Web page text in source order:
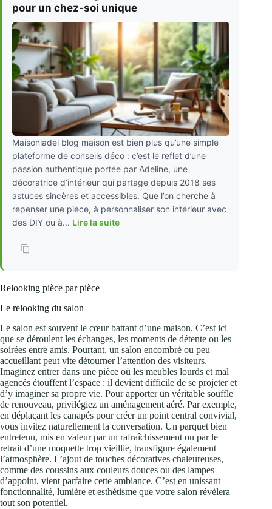
pour un chez-soi unique
Maisoniadel blog maison est bien plus qu’une simple
plateforme de conseils déco : c’est le reflet d’une
passion authentique portée par Adeline, une
décoratrice d’intérieur qui partage depuis 2018 ses
astuces sincères et accessibles. Que l’on cherche à
repenser une pièce, à personnaliser son intérieur avec
des DIY ou à... Lire la suite
Relooking pièce par pièce
Le relooking du salon
Le salon est souvent le cœur battant d’une maison. C’est ici
que se déroulent les échanges, les moments de détente ou les
soirées entre amis. Pourtant, un salon encombré ou peu
accueillant peut vite détourner l’attention des visiteurs.
Imaginez entrer dans une pièce où les meubles lourds et mal
agencés étouffent l’espace : il devient difficile de se projeter et
d’y imaginer sa propre vie. Pour apporter un véritable souffle
de renouveau, privilégiez un aménagement aéré. Par exemple,
en déplaçant les canapés pour créer un point central convivial,
vous invitez naturellement la conversation. Un parquet bien
entretenu, mis en valeur par un rafraîchissement ou par le
retrait d’une moquette trop vieillie, transfigure également
l’atmosphère. L’ajout de touches décoratives chaleureuses,
comme des coussins aux couleurs douces ou des lampes
d’appoint, vient parfaire cette ambiance. C’est en unissant
fonctionnalité, lumière et esthétisme que votre salon révèlera
tout son potentiel.